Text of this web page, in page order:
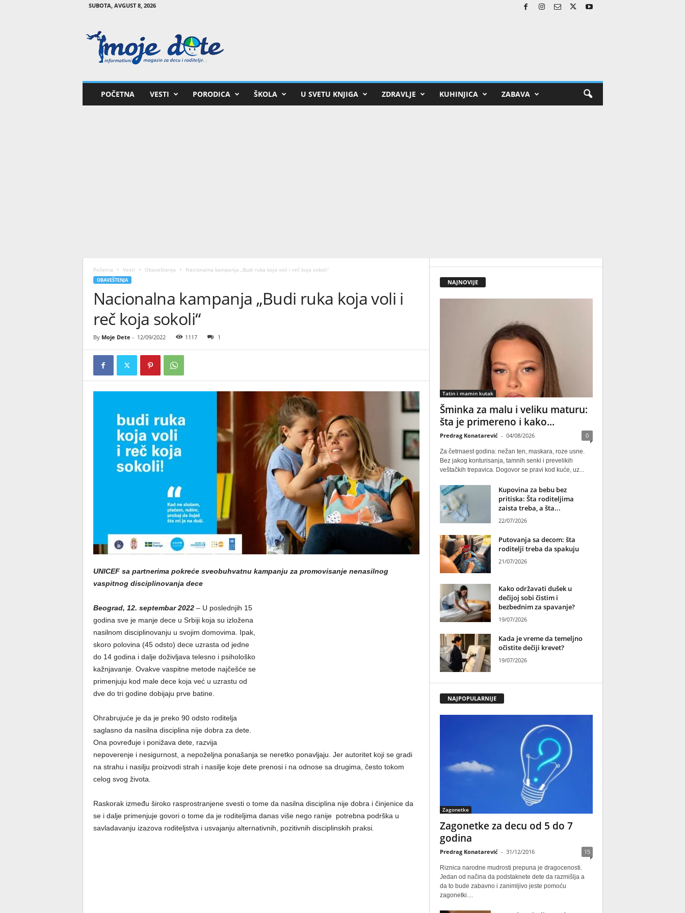
SUBOTA, AVGUST 8, 2026
o
POČETNA VESTI PORODICA ŠKOLA U SVETU KNJIGA ZDRAVLJE KUHINJICA ZABAVA
Početna Vesti Obaveštenja Nacionalna kampanja „Budi ruka koja voli i reč koja sokoli“
OBAVEŠTENJA
Nacionalna kampanja „Budi ruka koja voli i
reč koja sokoli“
By Moje Dete - 12/09/2022 1117 1
UNICEF sa partnerima pokreće sveobuhvatnu kampanju za promovisanje nenasilnog
vaspitnog disciplinovanja dece
Beograd, 12. septembar 2022– U poslednjih 15
godina sve je manje dece u Srbiji koja su izložena
nasilnom disciplinovanju u svojim domovima. Ipak,
skoro polovina (45 odsto) dece uzrasta od jedne
do 14 godina i dalje doživljava telesno i psihološko
kažnjavanje. Ovakve vaspitne metode najčešće se
primenjuju kod male dece koja već u uzrastu od
dve do tri godine dobijaju prve batine.
Ohrabrujuće je da je preko 90 odsto roditelja
saglasno da nasilna disciplina nije dobra za dete.
Ona povređuje i ponižava dete, razvija
nepoverenje i nesigurnost, a nepoželjna ponašanja se neretko ponavljaju. Jer autoritet koji se gradi
na strahu i nasilju proizvodi strah i nasilje koje dete prenosi i na odnose sa drugima, često tokom
celog svog života.
Raskorak između široko rasprostranjene svesti o tome da nasilna disciplina nije dobra i činjenice da
se i dalje primenjuje govori o tome da je roditeljima danas više nego ranije potrebna podrška u
savladavanju izazova roditeljstva i usvajanju alternativnih, pozitivnih disciplinskih praksi.
NAJNOVIJE
Tatin i mamin kutak
Šminka za malu i veliku maturu:
šta je primereno i kako...
Predrag Konatarević - 04/08/2026 0
Za četrnaest godina: nežan ten, maskara, roze usne.
Bez jakog konturisanja, tamnih senki i prevelikih
veštačkih trepavica. Dogovor se pravi kod kuće, uz...
Kupovina za bebu bez
pritiska: Šta roditeljima
zaista treba, a šta...
22/07/2026
Putovanja sa decom: šta
roditelji treba da spakuju
21/07/2026
Kako održavati dušek u
dečijoj sobi čistim i
bezbednim za spavanje?
19/07/2026
Kada je vreme da temeljno
očistite dečiji krevet?
19/07/2026
NAJPOPULARNIJE
Zagonetke
Zagonetke za decu od 5 do 7
godina
Predrag Konatarević - 31/12/2016 15
Riznica narodne mudrosti prepuna je dragocenosti.
Jedan od načina da podstaknete dete da razmišlja a
da to bude zabavno i zanimljivo jeste pomoću
zagonetki....